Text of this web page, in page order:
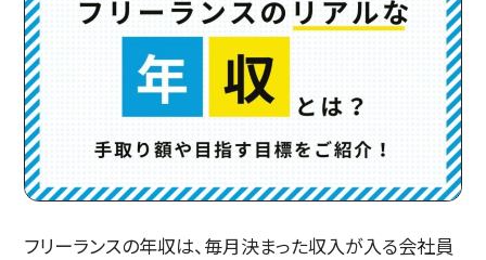
フリーランスの年収は、毎月決まった収入が入る会社員